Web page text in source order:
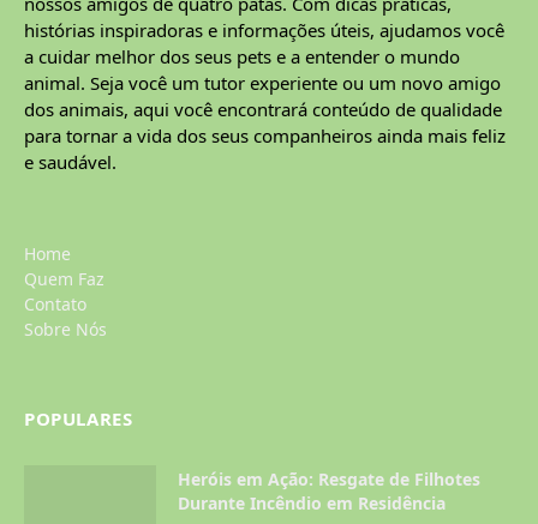
histórias inspiradoras e informações úteis, ajudamos você
a cuidar melhor dos seus pets e a entender o mundo
animal. Seja você um tutor experiente ou um novo amigo
dos animais, aqui você encontrará conteúdo de qualidade
para tornar a vida dos seus companheiros ainda mais feliz
e saudável.
Home
Quem Faz
Contato
Sobre Nós
POPULARES
Heróis em Ação: Resgate de Filhotes
Durante Incêndio em Residência